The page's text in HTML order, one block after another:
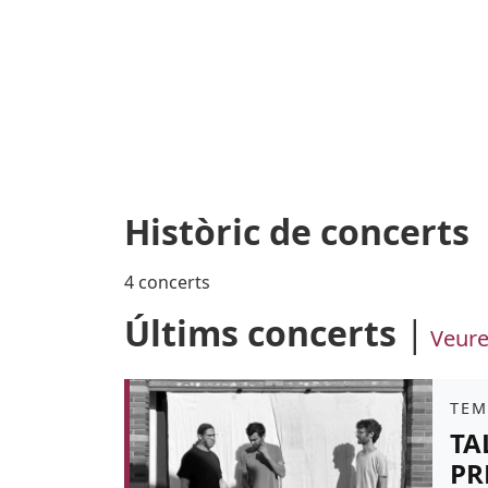
Històric de concerts
4 concerts
Últims concerts